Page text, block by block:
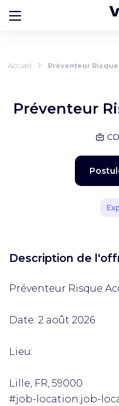
Accueil Préventeur
Préventeur
Description de
Préventeur Risque
Date: 2 août 2026
Lieu:
Lille, FR, 59000
#job-location.job-